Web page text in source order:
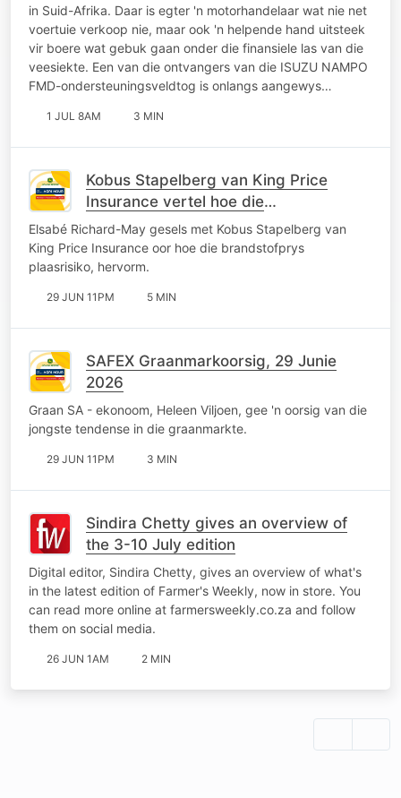
in Suid-Afrika. Daar is egter 'n motorhandelaar wat nie net
voertuie verkoop nie, maar ook 'n helpende hand uitsteek
vir boere wat gebuk gaan onder die finansiele las van die
veesiekte. Een van die ontvangers van die ISUZU NAMPO
FMD-ondersteuningsveldtog is onlangs aangewys…
1 JUL 8AM 3 MIN
Kobus Stapelberg van King Price
Insurance vertel hoe die
brandstofprys plaasrisiko hervorm.
Elsabé Richard-May gesels met Kobus Stapelberg van
King Price Insurance oor hoe die brandstofprys
plaasrisiko, hervorm.
29 JUN 11PM 5 MIN
SAFEX Graanmarkoorsig, 29 Junie
2026
Graan SA - ekonoom, Heleen Viljoen, gee 'n oorsig van die
jongste tendense in die graanmarkte.
29 JUN 11PM 3 MIN
Sindira Chetty gives an overview of
the 3-10 July edition
Digital editor, Sindira Chetty, gives an overview of what's
in the latest edition of Farmer's Weekly, now in store. You
can read more online at farmersweekly.co.za and follow
them on social media.
26 JUN 1AM 2 MIN